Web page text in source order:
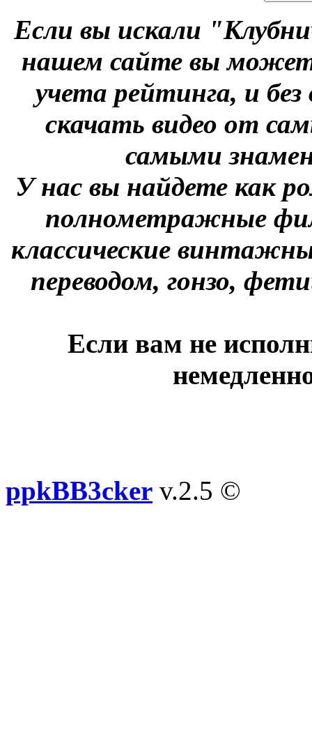
Если вы искали
нашем сайте вы
учета рейтинга, и
скачать видео от
самыми
У нас вы найдете как
полнометражные
классические
переводом, гонзо,
Если вам не
ppkBB3cker v.2.5 ©